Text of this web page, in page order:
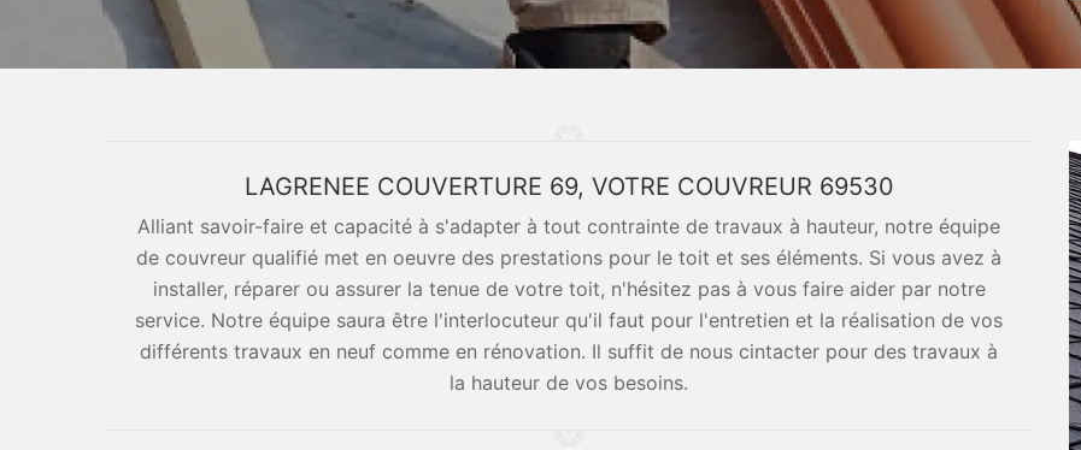
LAGRENEE COUVERTURE 69, VOTRE COUVREUR 69530
Alliant savoir-faire et capacité à s'adapter à tout contrainte de travaux à hauteur, notre équipe
de couvreur qualifié met en oeuvre des prestations pour le toit et ses éléments. Si vous avez à
installer, réparer ou assurer la tenue de votre toit, n'hésitez pas à vous faire aider par notre
service. Notre équipe saura être l'interlocuteur qu'il faut pour l'entretien et la réalisation de vos
différents travaux en neuf comme en rénovation. Il suffit de nous cintacter pour des travaux à
la hauteur de vos besoins.